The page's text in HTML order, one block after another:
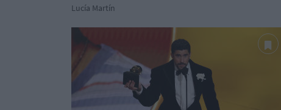
Lucía Martín